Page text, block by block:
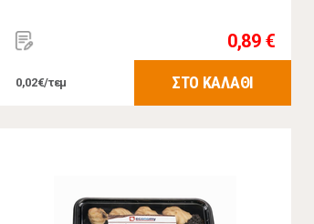
0,89 €
0,02€/τεμ ΣΤΟ ΚΑΛΑΘΙ